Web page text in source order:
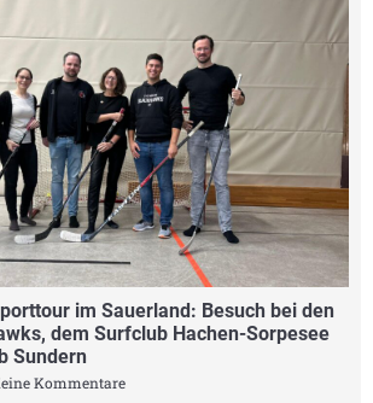
im Sauerland: Besuch bei den
dem Surfclub Hachen-Sorpesee
Sundern
Kommentare